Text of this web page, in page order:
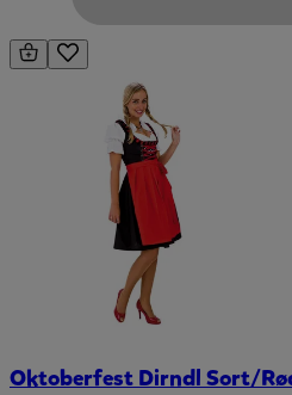
Oktoberfest Dirndl Sort/